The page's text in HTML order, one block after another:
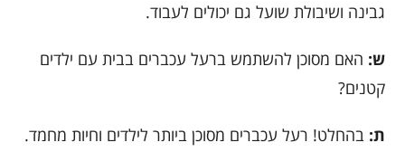
גבינה ושיבולת שועל גם יכולים לעבוד.
ש: האם מסוכן להשתמש ברעל עכברים בבית עם ילדים
קטנים?
ת: בהחלט! רעל עכברים מסוכן ביותר לילדים וחיות מחמד.